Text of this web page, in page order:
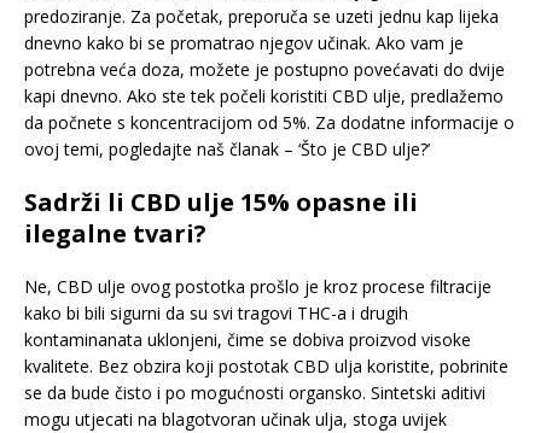
predoziranje. Za početak, preporuča se uzeti jednu kap lijeka
dnevno kako bi se promatrao njegov učinak. Ako vam je
potrebna veća doza, možete je postupno povećavati do dvije
kapi dnevno. Ako ste tek počeli koristiti CBD ulje, predlažemo
da počnete s koncentracijom od 5%. Za dodatne informacije o
ovoj temi, pogledajte naš članak – ‘Što je CBD ulje?’
Sadrži li CBD ulje 15% opasne ili
ilegalne tvari?
Ne, CBD ulje ovog postotka prošlo je kroz procese filtracije
kako bi bili sigurni da su svi tragovi THC-a i drugih
kontaminanata uklonjeni, čime se dobiva proizvod visoke
kvalitete. Bez obzira koji postotak CBD ulja koristite, pobrinite
se da bude čisto i po mogućnosti organsko. Sintetski aditivi
mogu utjecati na blagotvoran učinak ulja, stoga uvijek